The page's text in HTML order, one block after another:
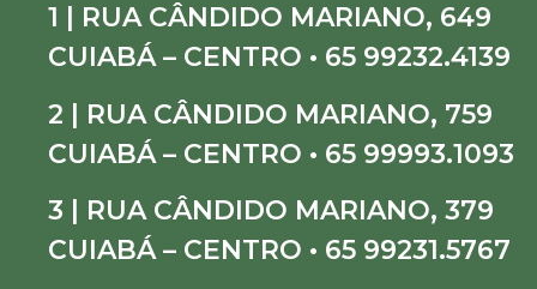
1 | RUA CÂNDIDO MARIANO, 649
CUIABÁ – CENTRO • 65 99232.4139
2 | RUA CÂNDIDO MARIANO, 759
CUIABÁ – CENTRO • 65 99993.1093
3 | RUA CÂNDIDO MARIANO, 379
CUIABÁ – CENTRO • 65 99231.5767